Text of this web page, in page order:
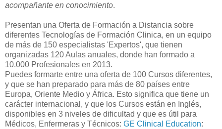
acompañante en conocimiento.
Presentan una Oferta de Formación a Distancia sobre
diferentes Tecnologías de Formación Clinica, en un equipo
de más de 150 especialistas 'Expertos', que tienen
organizadas 120 Aulas anuales, donde han formado a
10.000 Profesionales en 2013.
Puedes formarte entre una oferta de 100 Cursos diferentes,
y que se han preparado para más de 80 países entre
Europa, Oriente Medio y África. Esto significa que tiene un
carácter internacional, y que los Cursos están en Inglés,
disponibles en 3 niveles de dificultad y que es útil para
Médicos, Enfermeras y Técnicos: GE Clinical Education: